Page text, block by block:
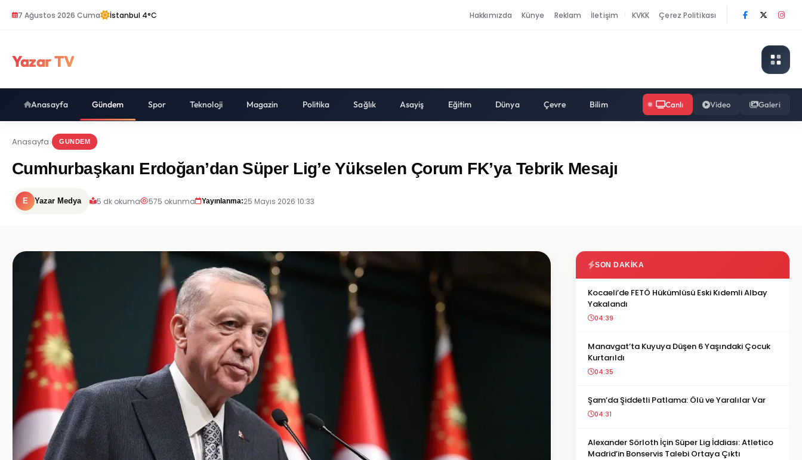
7 Ağustos 2026 Cuma İstanbul 4°C Hakkımızda Künye Reklam İletişim KVKK Çerez Politikası
Yazar TV
Anasayfa Gündem Spor Teknoloji Magazin Politika Sağlık Asayiş Eğitim Dünya Çevre Bilim Canlı Video Galeri
Anasayfa GUNDEM
Cumhurbaşkanı Erdoğan’dan Süper Lig’e Yükselen Çorum FK’ya Tebrik Mesajı
E Yazar Medya 5 dk okuma 575 okunma Yayınlanma:25 Mayıs 2026 10:33
SON DAKIKA
Kocaeli’de FETÖ Hükümlüsü Eski Kıdemli Albay
Yakalandı
04:39
Manavgat’ta Kuyuya Düşen 6 Yaşındaki Çocuk
Kurtarıldı
04:35
Şam’da Şiddetli Patlama: Ölü ve Yaralılar Var
04:31
Alexander Sörloth İçin Süper Lig İddiası: Atletico
Madrid’in Bonservis Talebi Ortaya Çıktı